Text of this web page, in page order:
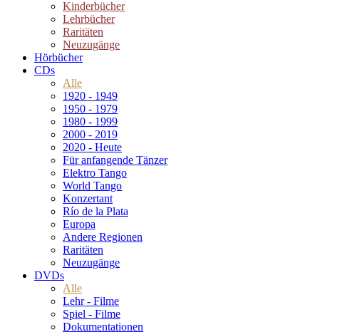
Kinderbücher
Lehrbücher
Raritäten
Neuzugänge
Hörbücher
CDs
Alle
1920 - 1949
1950 - 1979
1980 - 1999
2000 - 2019
2020 - Heute
Für anfangende Tänzer
Elektro Tango
World Tango
Konzertant
Río de la Plata
Europa
Andere Regionen
Raritäten
Neuzugänge
DVDs
Alle
Lehr - Filme
Spiel - Filme
Dokumentationen